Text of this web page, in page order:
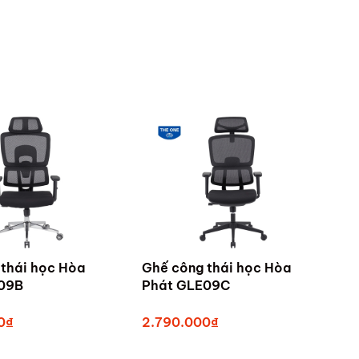
học Hòa
Ghế công thái học Hòa
Phát GLE09C
2.790.000₫